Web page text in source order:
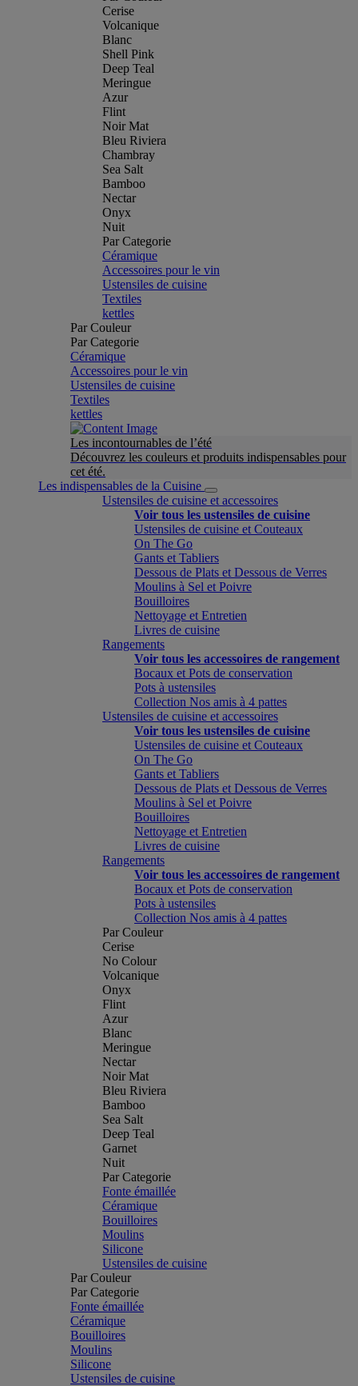
Cerise
Volcanique
Blanc
Shell Pink
Deep Teal
Meringue
Azur
Flint
Noir Mat
Bleu Riviera
Chambray
Sea Salt
Bamboo
Nectar
Onyx
Nuit
Par Categorie
Céramique
Accessoires pour le vin
Ustensiles de cuisine
Textiles
kettles
Par Couleur
Par Categorie
Céramique
Accessoires pour le vin
Ustensiles de cuisine
Textiles
kettles
Les incontournables de l’été
Découvrez les couleurs et produits indispensables pour
cet été.
Les indispensables de la Cuisine
Ustensiles de cuisine et accessoires
Voir tous les ustensiles de cuisine
Ustensiles de cuisine et Couteaux
On The Go
Gants et Tabliers
Dessous de Plats et Dessous de Verres
Moulins à Sel et Poivre
Bouilloires
Nettoyage et Entretien
Livres de cuisine
Rangements
Voir tous les accessoires de rangement
Bocaux et Pots de conservation
Pots à ustensiles
Collection Nos amis à 4 pattes
Ustensiles de cuisine et accessoires
Voir tous les ustensiles de cuisine
Ustensiles de cuisine et Couteaux
On The Go
Gants et Tabliers
Dessous de Plats et Dessous de Verres
Moulins à Sel et Poivre
Bouilloires
Nettoyage et Entretien
Livres de cuisine
Rangements
Voir tous les accessoires de rangement
Bocaux et Pots de conservation
Pots à ustensiles
Collection Nos amis à 4 pattes
Par Couleur
Cerise
No Colour
Volcanique
Onyx
Flint
Azur
Blanc
Meringue
Nectar
Noir Mat
Bleu Riviera
Bamboo
Sea Salt
Deep Teal
Garnet
Nuit
Par Categorie
Fonte émaillée
Céramique
Bouilloires
Moulins
Silicone
Ustensiles de cuisine
Par Couleur
Par Categorie
Fonte émaillée
Céramique
Bouilloires
Moulins
Silicone
Ustensiles de cuisine